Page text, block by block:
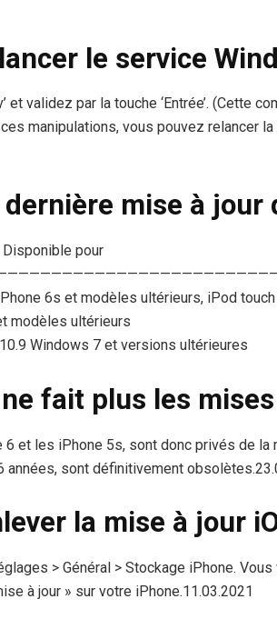
le service
et validez par la touche ‘Entrée’. (Cette
manipulations, vous pouvez relancer
mise à jour
Disponible pour
6s et modèles ultérieurs, iPod
modèles ultérieurs
Windows 7 et versions ultérieures
fait plus les
et les iPhone 5s, sont donc privés de la
années, sont définitivement
la mise à jour
> Général > Stockage iPhone.
à jour » sur votre iPhone.11.03.2021